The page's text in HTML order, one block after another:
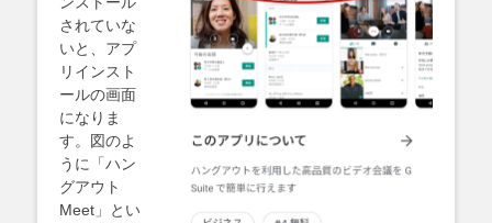
されていな
いと、アプ
リインスト
ールの画面
になりま
す。図のよ
うに「ハン
グアウト
Meet」とい